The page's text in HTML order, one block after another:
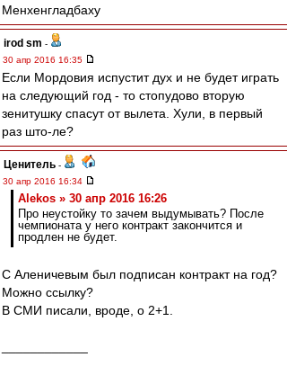
Менхенгладбаху
irod sm -
30 апр 2016 16:35
Если Мордовия испустит дух и не будет играть
на следующий год - то стопудово вторую
зенитушку спасут от вылета. Хули, в первый
раз што-ле?
Ценитель -
30 апр 2016 16:34
Alekos » 30 апр 2016 16:26
Про неустойку то зачем выдумывать? После
чемпионата у него контракт закончится и
продлен не будет.
С Аленичевым был подписан контракт на год?
Можно ссылку?
В СМИ писали, вроде, о 2+1.